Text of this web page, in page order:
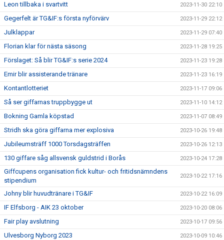
Leon tillbaka i svartvitt 2023-11-30 22:10
Gegerfelt är TG&IF:s första nyförvärv 2023-11-29 22:12
Julklappar 2023-11-29 07:40
Florian klar för nästa säsong 2023-11-28 19:25
Förslaget: Så blir TG&IF:s serie 2024 2023-11-23 19:28
Emir blir assisterande tränare 2023-11-23 16:19
Kontantlotteriet 2023-11-17 09:06
Så ser giffarnas truppbygge ut 2023-11-10 14:12
Bokning Gamla köpstad 2023-11-07 08:49
Stridh ska göra giffarna mer explosiva 2023-10-26 19:48
Jubileumsträff 1000 Torsdagsträffen 2023-10-26 12:13
130 giffare såg allsvensk guldstrid i Borås 2023-10-24 17:28
Giffcupens organisation fick kultur- och fritidsnämndens
stipendium
2023-10-22 17:16
Johny blir huvudtränare i TG&IF 2023-10-22 16:09
IF Elfsborg - AIK 23 oktober 2023-10-20 08:06
Fair play avslutning 2023-10-17 09:56
Ulvesborg Nyborg 2023 2023-10-09 10:46